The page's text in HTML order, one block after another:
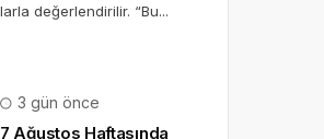
değerlendirilir. “Bu...
3 gün önce
7 Ağustos Haftasında